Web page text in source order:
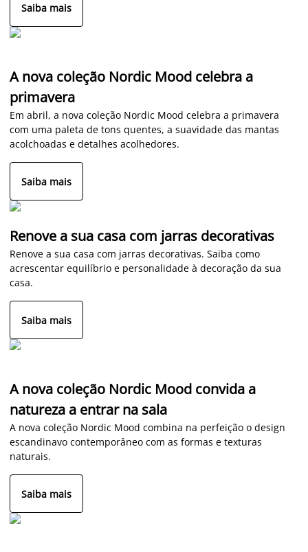
Saiba mais
A nova coleção Nordic Mood celebra a
primavera
Em abril, a nova coleção Nordic Mood celebra a primavera
com uma paleta de tons quentes, a suavidade das mantas
acolchoadas e detalhes acolhedores.
Saiba mais
Renove a sua casa com jarras decorativas
Renove a sua casa com jarras decorativas. Saiba como
acrescentar equilíbrio e personalidade à decoração da sua
casa.
Saiba mais
A nova coleção Nordic Mood convida a
natureza a entrar na sala
A nova coleção Nordic Mood combina na perfeição o design
escandinavo contemporâneo com as formas e texturas
naturais.
Saiba mais